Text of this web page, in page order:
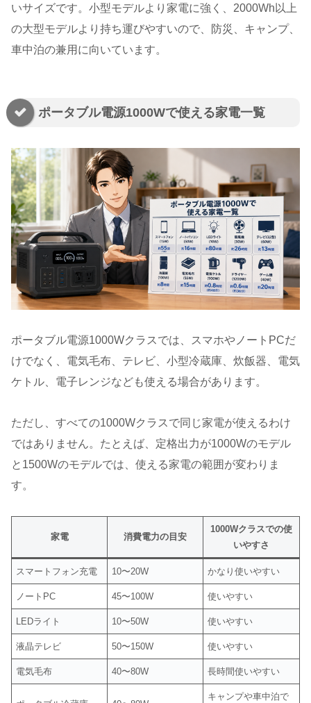
いサイズです。小型モデルより家電に強く、2000Wh以上
の大型モデルより持ち運びやすいので、防災、キャンプ、
車中泊の兼用に向いています。
ポータブル電源1000Wで使える家電一覧
ポータブル電源1000Wクラスでは、スマホやノートPCだ
けでなく、電気毛布、テレビ、小型冷蔵庫、炊飯器、電気
ケトル、電子レンジなども使える場合があります。
ただし、すべての1000Wクラスで同じ家電が使えるわけ
ではありません。たとえば、定格出力が1000Wのモデル
と1500Wのモデルでは、使える家電の範囲が変わりま
す。
家電 消費電力の目安
1000Wクラスでの使
いやすさ
スマートフォン充電 10〜20W かなり使いやすい
ノートPC 45〜100W 使いやすい
LEDライト 10〜50W 使いやすい
液晶テレビ 50〜150W 使いやすい
電気毛布 40〜80W 長時間使いやすい
キャンプや車中泊で